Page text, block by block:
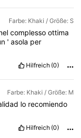
Farbe: Khaki / Größe: S
complesso ottima
'asola per
Hilfreich (0)
Farbe: Khaki / Größe: M
lo recomiendo
Hilfreich (0)